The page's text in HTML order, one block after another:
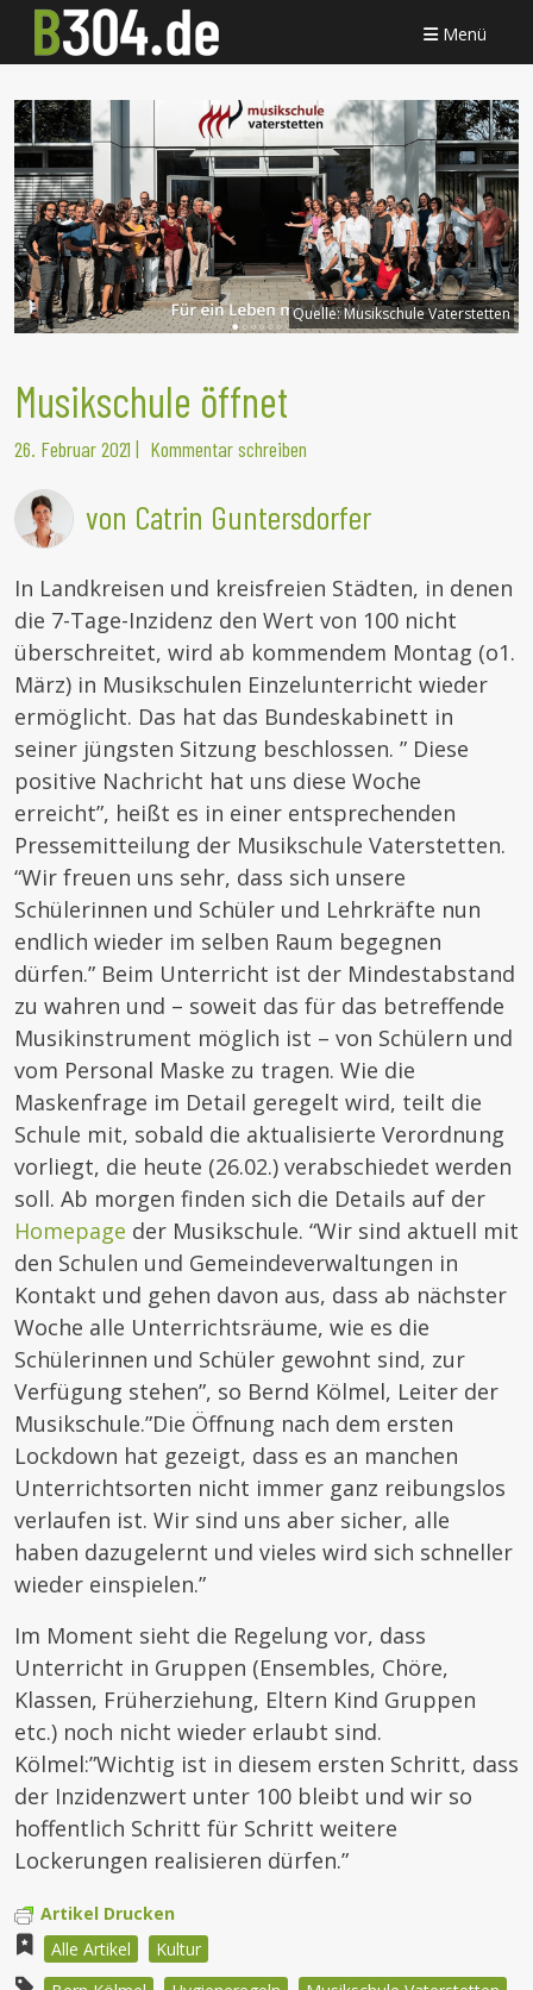
Menü
Quelle:Musikschule Vaterstetten
Musikschule öffnet
26. Februar 2021 | Kommentar schreiben
von Catrin Guntersdorfer
In Landkreisen und kreisfreien Städten, in denen
die 7-Tage-Inzidenz den Wert von 100 nicht
überschreitet, wird ab kommendem Montag (o1.
März) in Musikschulen Einzelunterricht wieder
ermöglicht. Das hat das Bundeskabinett in
seiner jüngsten Sitzung beschlossen. ” Diese
positive Nachricht hat uns diese Woche
erreicht”, heißt es in einer entsprechenden
Pressemitteilung der Musikschule Vaterstetten.
“Wir freuen uns sehr, dass sich unsere
Schülerinnen und Schüler und Lehrkräfte nun
endlich wieder im selben Raum begegnen
dürfen.” Beim Unterricht ist der Mindestabstand
zu wahren und – soweit das für das betreffende
Musikinstrument möglich ist – von Schülern und
vom Personal Maske zu tragen. Wie die
Maskenfrage im Detail geregelt wird, teilt die
Schule mit, sobald die aktualisierte Verordnung
vorliegt, die heute (26.02.) verabschiedet werden
soll. Ab morgen finden sich die Details auf der
Homepage der Musikschule. “Wir sind aktuell mit
den Schulen und Gemeindeverwaltungen in
Kontakt und gehen davon aus, dass ab nächster
Woche alle Unterrichtsräume, wie es die
Schülerinnen und Schüler gewohnt sind, zur
Verfügung stehen”, so Bernd Kölmel, Leiter der
Musikschule.”Die Öffnung nach dem ersten
Lockdown hat gezeigt, dass es an manchen
Unterrichtsorten nicht immer ganz reibungslos
verlaufen ist. Wir sind uns aber sicher, alle
haben dazugelernt und vieles wird sich schneller
wieder einspielen.”
Im Moment sieht die Regelung vor, dass
Unterricht in Gruppen (Ensembles, Chöre,
Klassen, Früherziehung, Eltern Kind Gruppen
etc.) noch nicht wieder erlaubt sind.
Kölmel:”Wichtig ist in diesem ersten Schritt, dass
der Inzidenzwert unter 100 bleibt und wir so
hoffentlich Schritt für Schritt weitere
Lockerungen realisieren dürfen.”
Artikel Drucken
Alle Artikel
Kultur